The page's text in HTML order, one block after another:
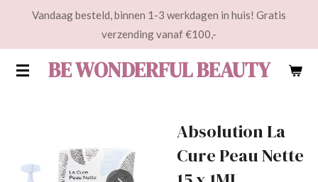
de
BE WONDERFUL BEAUTY
Vandaag besteld, binnen 1-3 werkdagen in huis! Gratis
verzending vanaf €100,-
Absolution La
Cure Peau Nette